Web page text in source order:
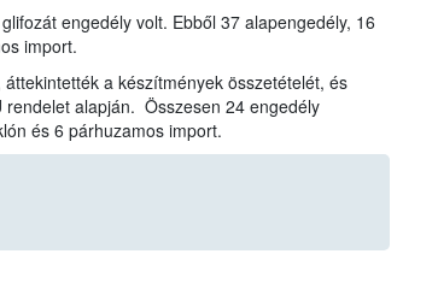
engedély volt. Ebből 37 alapengedély, 16
import.
a készítmények összetételét, és
alapján. Összesen 24 engedély
és 6 párhuzamos import.